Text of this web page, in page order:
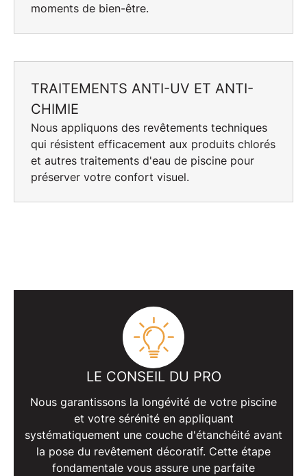
moments de bien-être.
TRAITEMENTS ANTI-UV ET ANTI-
CHIMIE
Nous appliquons des revêtements techniques
qui résistent efficacement aux produits chlorés
et autres traitements d'eau de piscine pour
préserver votre confort visuel.
LE CONSEIL DU PRO
Nous garantissons la longévité de votre piscine
et votre sérénité en appliquant
systématiquement une couche d'étanchéité avant
la pose du revêtement décoratif. Cette étape
fondamentale vous assure une parfaite